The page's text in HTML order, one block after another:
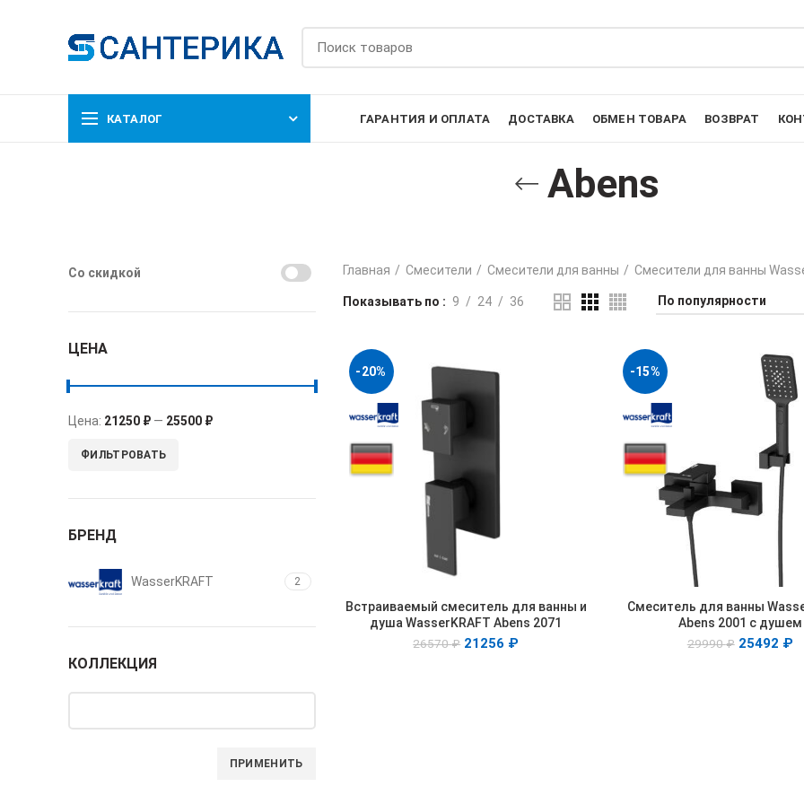
КАТАЛОГ ГАРАНТИЯ И ОПЛАТА ДОСТАВКА ОБМЕН ТОВАРА ВОЗВРАТ
Abens
Главная Смесители Смесители для ванны Смесители для ванны
Показывать по 9 24 36
-20%
В КОРЗИНУ
Встраиваемый смеситель для ванны и
душа WasserKRAFT Abens 2071
26570₽ 21256 ₽
-15%
В КОРЗИНУ
Смеситель для ванны
Abens 2001 с душем
29990₽ 25492 ₽
Со скидкой
ЦЕНА
ФИЛЬТРОВАТЬ
Цена: 21250 ₽ — 25500 ₽
БРЕНД
WasserKRAFT 2
КОЛЛЕКЦИЯ
ПРИМЕНИТЬ